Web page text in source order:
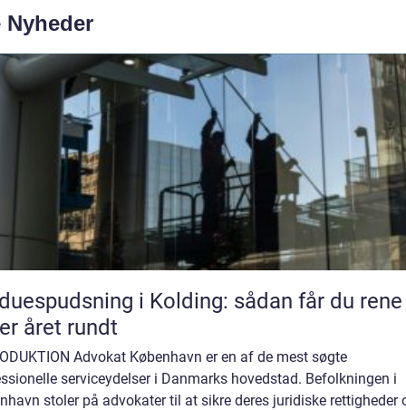
Nyheder
i Kolding: sådan får du rene
året rundt
Advokat København er en af de mest søgte
serviceydelser i Danmarks hovedstad. Befolkningen i
stoler på advokater til at sikre deres juridiske rettigheder